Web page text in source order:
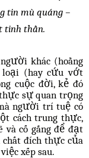
tin mù quáng –
tinh thần.
khác (hoằng
loại (hay cứu vớt
cuộc đời, kẻ đó
sự quan trọng
người trí tuệ có
cách trung thực,
và cố gắng để đạt
đích thực của
xếp sau.